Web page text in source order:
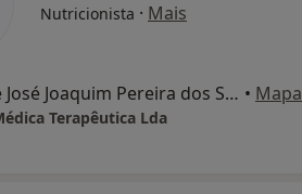
Nutricionista · Mais
Largo Padre José Joaquim Pereira dos Santos Manássa 39, Matosinhos • Mapa
Terapêutica Lda